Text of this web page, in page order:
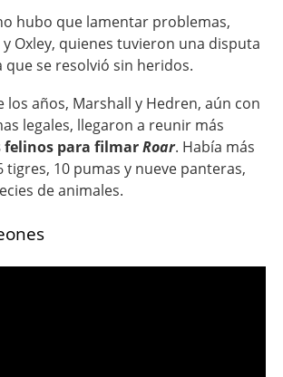
hubo que lamentar problemas,
Oxley, quienes tuvieron una disputa
se resolvió sin heridos.
los años, Marshall y Hedren, aún con
legales, llegaron a reunir más
felinos para filmarRoar. Había más
tigres, 10 pumas y nueve panteras,
de animales.